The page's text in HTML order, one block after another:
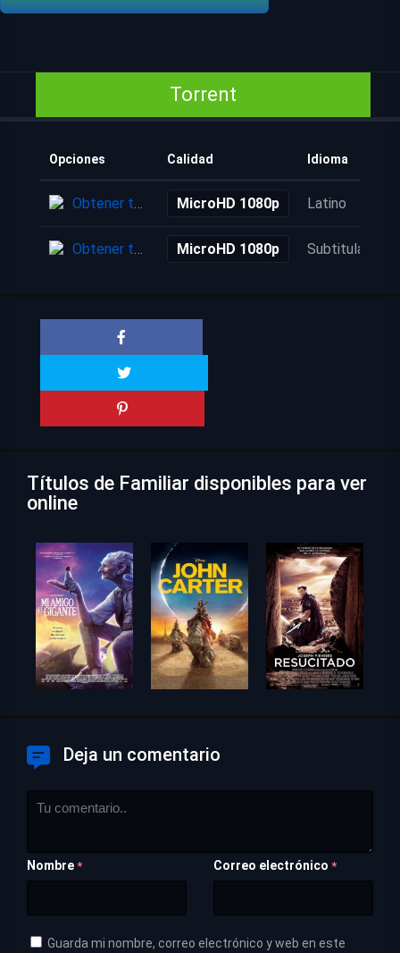
Torrent
Opciones Calidad Idioma
Obtener torrent MicroHD 1080p Latino
Obtener torrent MicroHD 1080p Subtitulada
Títulos de Familiar disponibles para ver
online
Deja un comentario
Nombre * Correo electrónico *
Guarda mi nombre, correo electrónico y web en este